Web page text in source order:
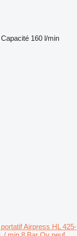
Capacité 160 l/min
Airpress HL 425-